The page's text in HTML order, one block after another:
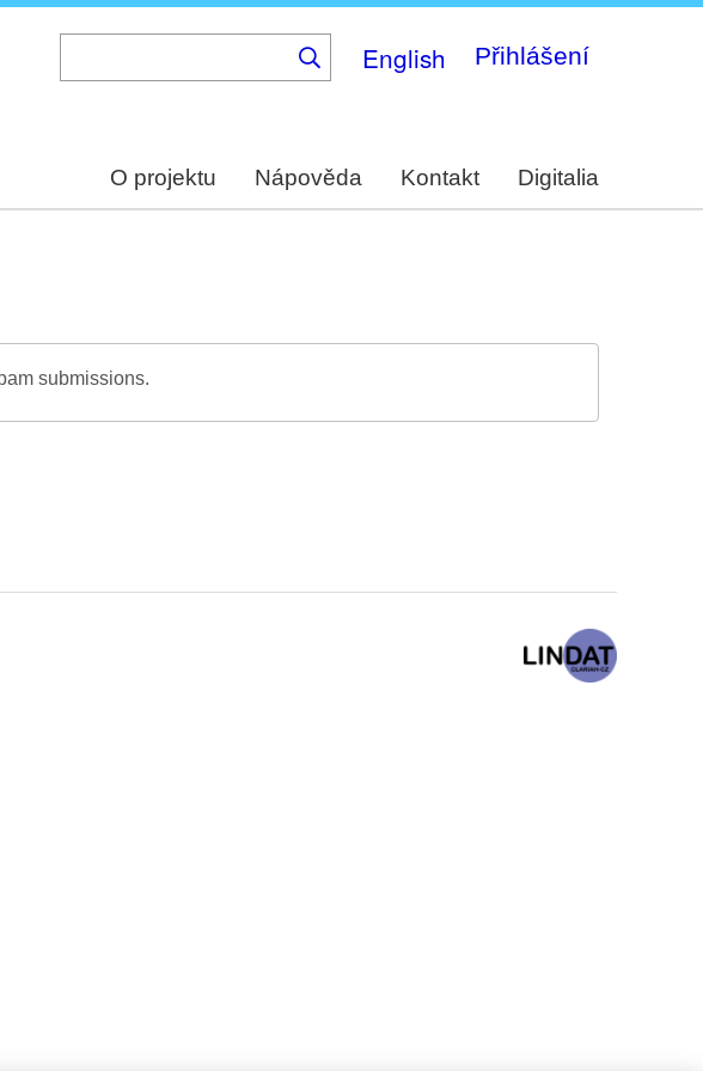
English Přihlášení
O projektu Nápověda Kontakt Digitalia
submissions.